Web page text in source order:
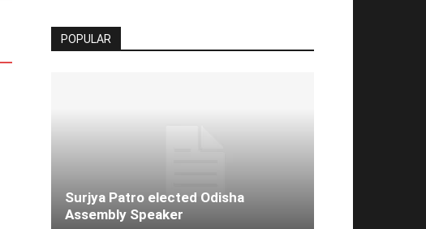
POPULAR
Surjya Patro elected Odisha
Assembly Speaker